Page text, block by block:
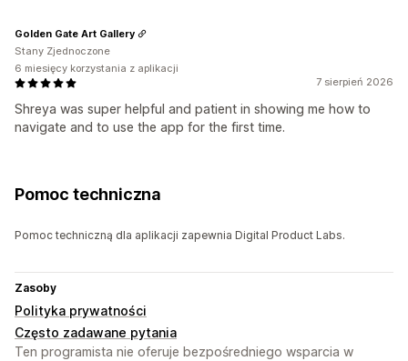
7 sierpień 2026
Shreya was super helpful and patient in showing me how to
navigate and to use the app for the first time.
Golden Gate Art Gallery
Stany Zjednoczone
6 miesięcy korzystania z aplikacji
Pomoc techniczna
Pomoc techniczną dla aplikacji zapewnia Digital Product Labs.
Zasoby
Polityka prywatności
Często zadawane pytania
Ten programista nie oferuje bezpośredniego wsparcia w